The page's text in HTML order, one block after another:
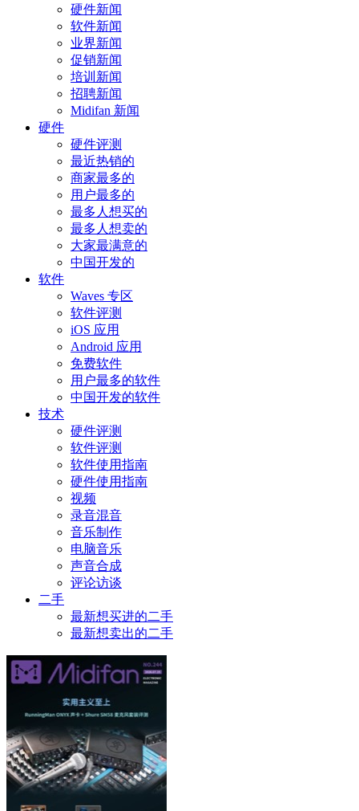
硬件新闻
软件新闻
业界新闻
促销新闻
培训新闻
招聘新闻
Midifan 新闻
硬件
硬件评测
最近热销的
商家最多的
用户最多的
最多人想买的
最多人想卖的
大家最满意的
中国开发的
软件
Waves 专区
软件评测
iOS 应用
Android 应用
免费软件
用户最多的软件
中国开发的软件
技术
硬件评测
软件评测
软件使用指南
硬件使用指南
视频
录音混音
音乐制作
电脑音乐
声音合成
评论访谈
二手
最新想买进的二手
最新想卖出的二手